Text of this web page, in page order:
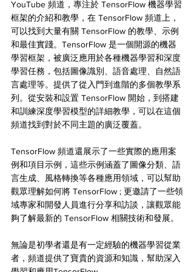
YouTube 頻道，專注於 TensorFlow 機器學習
框架的介紹和教學，在 TensorFlow 頻道上，
可以找到大量有關 TensorFlow 的教學、示例
和最佳實踐。TensorFlow 是一個開源的機器
學習框架，被廣泛應用於各種機器學習和深度
學習任務，包括圖像識別、語音處理、自然語
言處理等。提供了從入門到進階的多個教學系
列。從安裝和設置 TensorFlow 開始，到搭建
和訓練深度學習模型的詳細教學，可以在這個
頻道找到對於不同主題的廣泛覆蓋。
TensorFlow 頻道還展示了一些實際的應用案
例和項目示例，這些示例涵蓋了圖像分類、語
言生成、風格轉換等各種應用領域，可以幫助
觀眾理解如何將 TensorFlow ; 更邀請了一些領
域專家和開發人員進行分享和訪談，讓觀眾能
夠了解最新的 TensorFlow 相關技術和發展。
無論是初學者還是有一定經驗的機器學習從業
者，頻道提供了寶貴的資源和知識，幫助深入